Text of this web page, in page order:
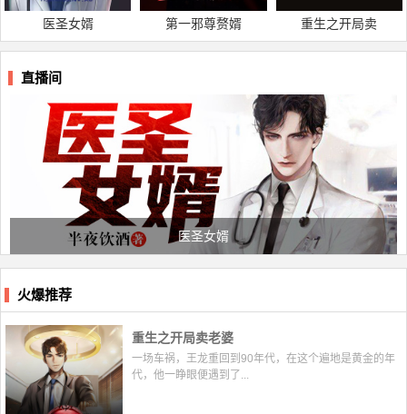
医圣女婿 第一邪尊赘婿 重生之开局卖
直播间
医圣女婿
火爆推荐
重生之开局卖老婆
一场车祸，王龙重回到90年代，在这个遍地是黄金的年
代，他一睁眼便遇到了...